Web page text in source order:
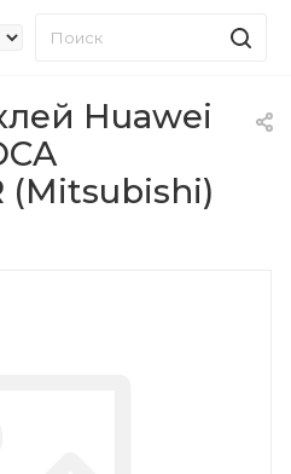
Huawei
(Mitsubishi)